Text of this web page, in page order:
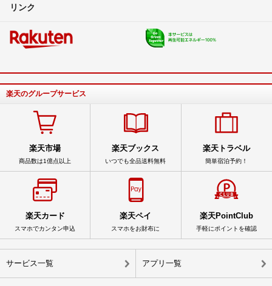
リンク
楽天のグループサービス
楽天市場
商品数は1億点以上
楽天ブックス
いつでも全品送料無料
楽天トラベル
簡単宿泊予約！
楽天カード
スマホでカンタン申込
楽天ペイ
スマホをお財布に
楽天PointClub
手軽にポイントを確認
サービス一覧 アプリ一覧